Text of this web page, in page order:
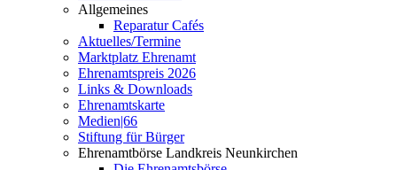
Allgemeines
Reparatur Cafés
Aktuelles/Termine
Marktplatz Ehrenamt
Ehrenamtspreis 2026
Links & Downloads
Ehrenamtskarte
Medien|66
Stiftung für Bürger
Ehrenamtbörse Landkreis Neunkirchen